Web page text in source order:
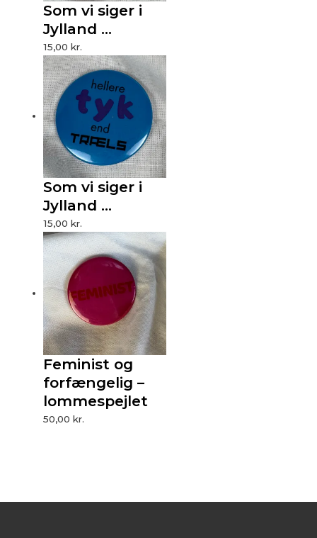
Som vi siger i
Jylland …
15,00kr.
Som vi siger i
Jylland …
15,00kr.
Feminist og
forfængelig –
lommespejlet
50,00kr.